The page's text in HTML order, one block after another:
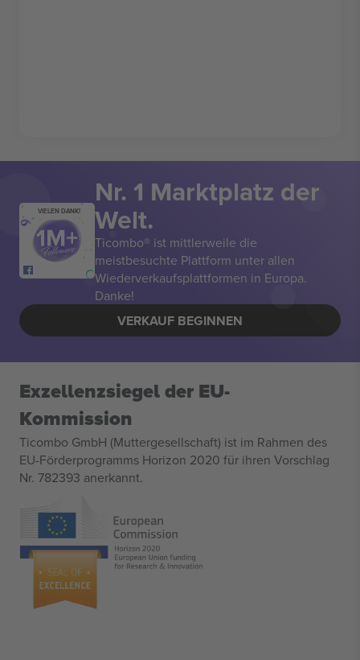
VIELEN DANK!
Nr. 1 Marktplatz der
Welt.
Ticombo® ist mittlerweile die
meistbesuchte Plattform unter allen
Wiederverkaufsplattformen in Europa.
Danke!
VERKAUF BEGINNEN
Exzellenzsiegel der EU-
Kommission
Ticombo GmbH (Muttergesellschaft) ist im Rahmen des
EU-Förderprogramms Horizon 2020 für ihren Vorschlag
Nr. 782393 anerkannt.